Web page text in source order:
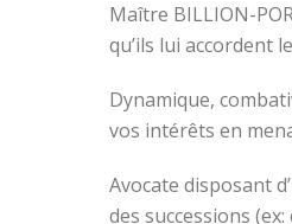
Maître BILLION-
qu’ils lui accordent
Dynamique,
vos intérêts en
Avocate disposant
des successions